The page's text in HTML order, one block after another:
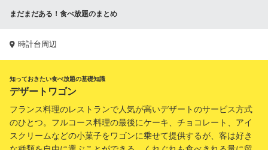
まだまだある！食べ放題のまとめ
時計台周辺
知っておきたい食べ放題の基礎知識
デザートワゴン
フランス料理のレストランで人気が高いデザートのサービス方式
のひとつ。フルコース料理の最後にケーキ、チョコレート、アイ
スクリームなどの小菓子をワゴンに乗せて提供するが、客は好き